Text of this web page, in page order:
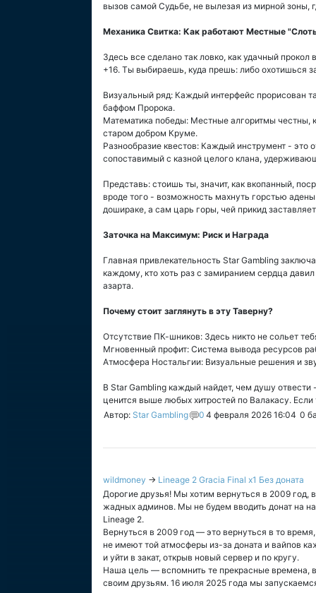
вызов самой Судьбе, не вылезая из мирной зоны,
Механика Свитка: Как работают Местные
Здесь все сделано так ловко, как удачный
+16. Ты выбираешь, куда прешь: либо охотишься
Визуальный ряд: Каждый интерфейс прорисован
баффом Пророка.
Математика победы: Местные алгоритмы честны,
старом добром Круме.
Разнообразие квестов: Каждый инструмент - это
сопоставимый с казной целого клана,
Представь: стоишь ты, значит, как вкопанный,
вроде того - возможность махнуть горстью
дошираке, а сам царь горы, чей прикид
Заточка на Максимум: Риск и Награда
Главная привлекательность Star Gambling
каждому, кто хоть раз с замиранием сердца
азарта.
Почему стоит заглянуть в эту Таверну?
Отсутствие ПК-шников: Здесь никто не сольет
Мгновенный профит: Система вывода ресурсов
Атмосфера Ностальгии: Визуальные решения и
В Star Gambling каждый найдет, чем душу отвести
ценится выше любых хитростей по Валакасу.
Автор: Star Gambling 0 4 февраля 2026 16:04 0
wildmoney → Lineage 2 Gracia Final x1 Без доната
Дорогие друзья! Мы хотим вернуться в 2009 год,
жадных админов. Мы не будем вводить донат на
Lineage 2.
Вернуться в 2009 год — это вернуться в то
не имеют той атмосферы из-за доната и вайпов
и уйти в закат, открыв новый сервер и по кругу.
Наша цель — вспомнить те прекрасные времена,
своим друзьям. 16 июля 2025 года мы